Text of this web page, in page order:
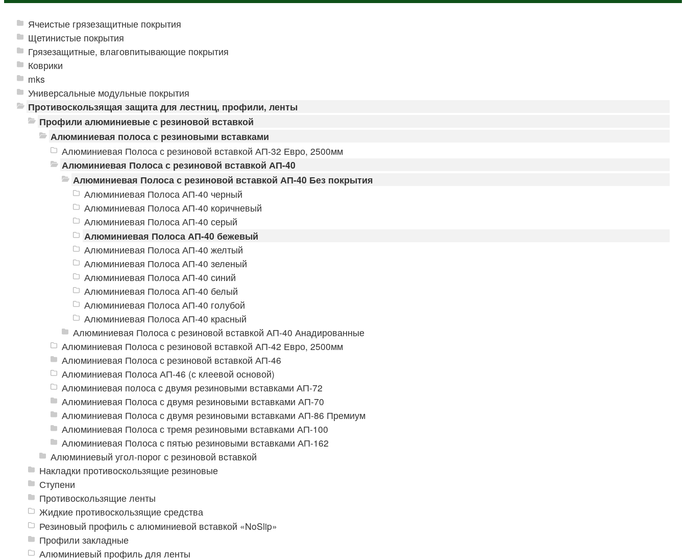
Ячеистые грязезащитные покрытия
Щетинистые покрытия
Грязезащитные, влаговпитывающие покрытия
Коврики
mks
Универсальные модульные покрытия
Противоскользящая защита для лестниц, профили, ленты
Профили алюминиевые с резиновой вставкой
Алюминиевая полоса с резиновыми вставками
Алюминиевая Полоса с резиновой вставкой АП-32 Евро, 2500мм
Алюминиевая Полоса с резиновой вставкой АП-40
Алюминиевая Полоса с резиновой вставкой АП-40 Без покрытия
Алюминиевая Полоса АП-40 черный
Алюминиевая Полоса АП-40 коричневый
Алюминиевая Полоса АП-40 серый
Алюминиевая Полоса АП-40 бежевый
Алюминиевая Полоса АП-40 желтый
Алюминиевая Полоса АП-40 зеленый
Алюминиевая Полоса АП-40 синий
Алюминиевая Полоса АП-40 белый
Алюминиевая Полоса АП-40 голубой
Алюминиевая Полоса АП-40 красный
Алюминиевая Полоса с резиновой вставкой АП-40 Анадированные
Алюминиевая Полоса с резиновой вставкой АП-42 Евро, 2500мм
Алюминиевая Полоса с резиновой вставкой АП-46
Алюминиевая Полоса АП-46 (с клеевой основой)
Алюминиевая полоса с двумя резиновыми вставками АП-72
Алюминиевая Полоса с двумя резиновыми вставками АП-70
Алюминиевая Полоса с двумя резиновыми вставками АП-86 Премиум
Алюминиевая Полоса с тремя резиновыми вставками АП-100
Алюминиевая Полоса с пятью резиновыми вставками АП-162
Алюминиевый угол-порог с резиновой вставкой
Накладки противоскользящие резиновые
Ступени
Противоскользящие ленты
Жидкие противоскользящие средства
Резиновый профиль с алюминиевой вставкой «NoSlip»
Профили закладные
Алюминиевый профиль для ленты